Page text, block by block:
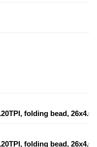
folding bead, 26x4.6"
folding bead, 26x4.6"